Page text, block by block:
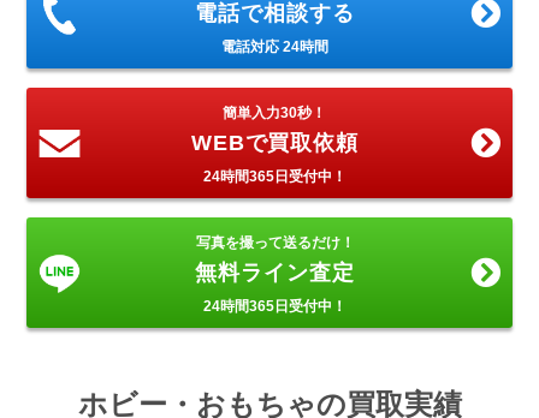
電話で相談する
電話対応 24時間
簡単入力30秒！
WEBで買取依頼
24時間365日受付中！
写真を撮って送るだけ！
無料ライン査定
24時間365日受付中！
ホビー・おもちゃの買取実績